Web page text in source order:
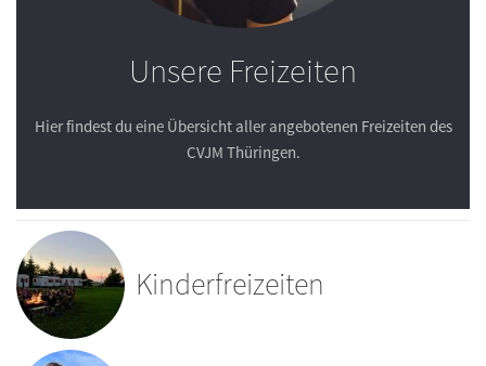
Unsere Freizeiten
Hier findest du eine Übersicht aller angebotenen Freizeiten des
CVJM Thüringen.
Kinderfreizeiten